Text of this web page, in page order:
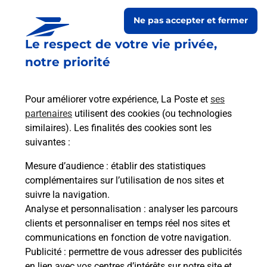
Le respect de votre vie privée,
notre priorité
Pour améliorer votre expérience, La Poste et ses
partenaires utilisent des cookies (ou technologies
similaires). Les finalités des cookies sont les
suivantes :
Mesure d’audience : établir des statistiques
complémentaires sur l’utilisation de nos sites et
suivre la navigation.
Analyse et personnalisation : analyser les parcours
clients et personnaliser en temps réel nos sites et
communications en fonction de votre navigation.
Publicité : permettre de vous adresser des publicités
Ne pas accepter et fermer
Boîte aux lettres La Poste
Prochaine collecte du courrier vendredi
08h00
5 Grande Rue
51330 Vernancourt
Itinéraire
Le lien s'ouvre dans un nouvel onglet